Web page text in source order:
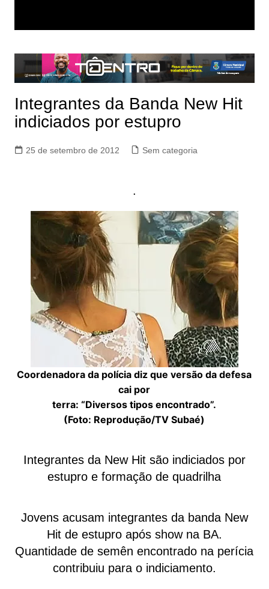
Integrantes da Banda New Hit
indiciados por estupro
25 de setembro de 2012 Sem categoria
.
Coordenadora da polícia diz que versão da defesa
cai por
terra: “Diversos tipos encontrado”.
(Foto: Reprodução/TV Subaé)
Integrantes da New Hit são indiciados por
estupro e formação de quadrilha
Jovens acusam integrantes da banda New
Hit de estupro após show na BA.
Quantidade de semên encontrado na perícia
contribuiu para o indiciamento.